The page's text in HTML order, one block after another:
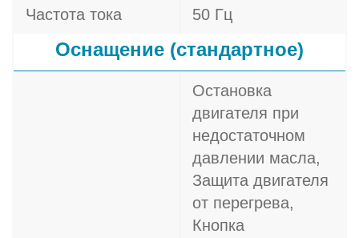
Частота тока 50 Гц
Оснащение (стандартное)
Остановка
двигателя при
недостаточном
давлении масла,
Защита двигателя
от перегрева,
Кнопка